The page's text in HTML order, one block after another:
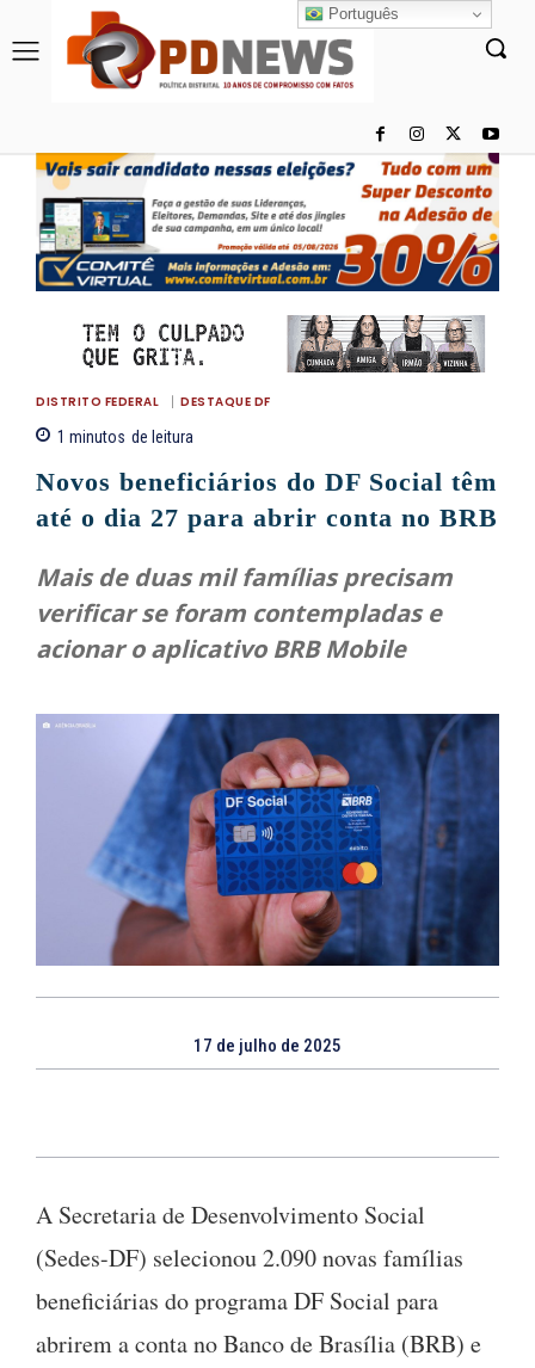
DISTRITO FEDERAL DESTAQUE DF
1 minutos de leitura
Novos beneficiários do DF Social têm
até o dia 27 para abrir conta no BRB
Mais de duas mil famílias precisam
verificar se foram contempladas e
acionar o aplicativo BRB Mobile
17 de julho de 2025
A Secretaria de Desenvolvimento Social
(Sedes-DF) selecionou 2.090 novas famílias
beneficiárias do programa DF Social para
abrirem a conta no Banco de Brasília (BRB) e
Português